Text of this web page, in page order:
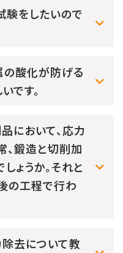
をしたいので
の酸化が防げる
です。
において、応力
、鍛造と切削加
ょうか。それと
の工程で行わ
去について教